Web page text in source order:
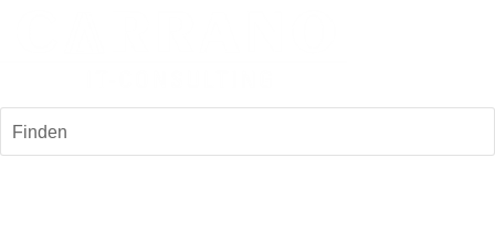
Finden